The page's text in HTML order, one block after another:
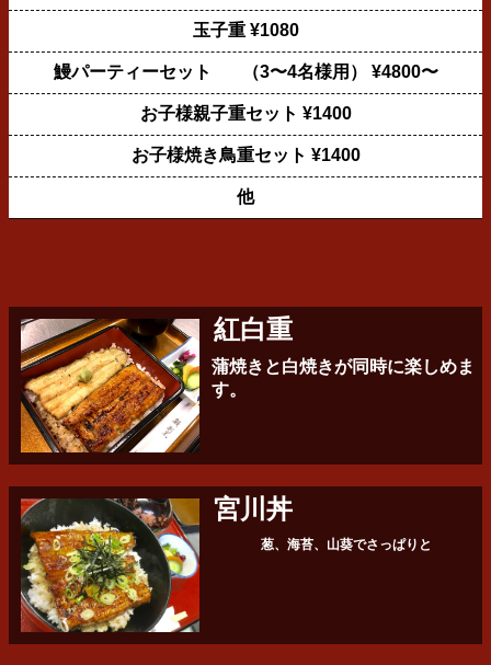
玉子重 ¥1080
鰻パーティーセット （3〜4名様用） ¥4800〜
お子様親子重セット ¥1400
お子様焼き鳥重セット ¥1400
他
紅白重
蒲焼きと白焼きが同時に楽しめま
す。
宮川丼
葱、海苔、山葵でさっぱりと